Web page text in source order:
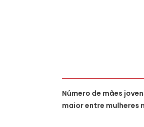
Número de mães
maior entre mulheres